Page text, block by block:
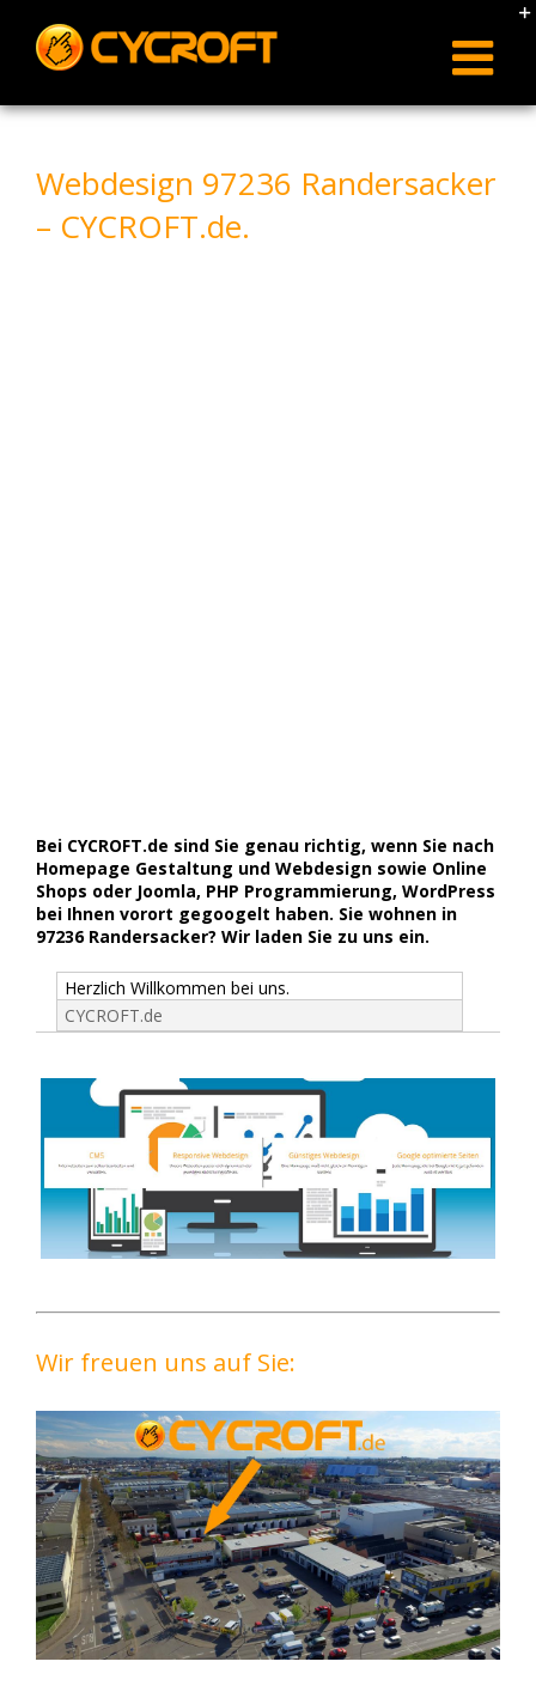
content
Webdesign 97236 Randersacker
– CYCROFT.de.
Bei CYCROFT.de sind Sie genau richtig, wenn Sie nach
Homepage Gestaltung und Webdesign sowie Online
Shops oder Joomla, PHP Programmierung, WordPress
bei Ihnen vorort gegoogelt haben. Sie wohnen in
97236 Randersacker? Wir laden Sie zu uns ein.
Herzlich Willkommen bei uns.
CYCROFT.de
Wir freuen uns auf Sie: